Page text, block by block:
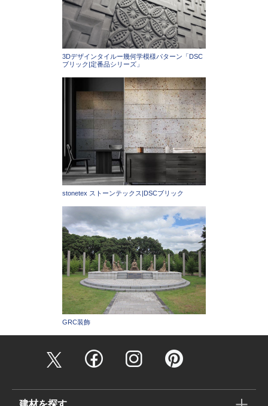
3Dデザインタイルー幾何学模様パターン「DSC
ブリック|定番品シリーズ」
stonetex ストーンテックス|DSCブリック
GRC装飾
建材を探す